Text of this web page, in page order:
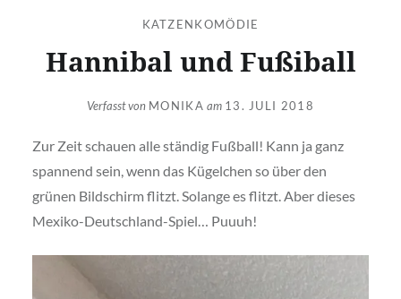
KATZENKOMÖDIE
Hannibal und Fußiball
Verfasst von MONIKA am 13. JULI 2018
Zur Zeit schauen alle ständig Fußball! Kann ja ganz
spannend sein, wenn das Kügelchen so über den
grünen Bildschirm flitzt. Solange es flitzt. Aber dieses
Mexiko-Deutschland-Spiel… Puuuh!